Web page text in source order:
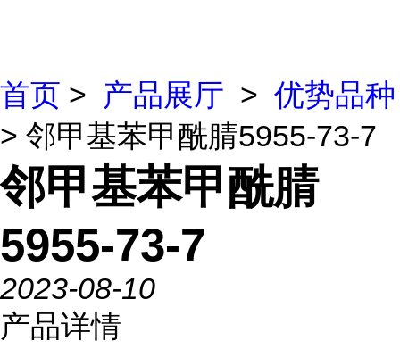
首页 > 产品展厅 > 优势品种
> 邻甲基苯甲酰腈5955-73-7
邻甲基苯甲酰腈
5955-73-7
2023-08-10
产品详情